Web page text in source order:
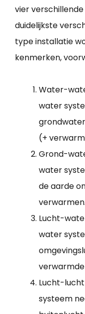
vier
duidelijkste
type installatie
kenmerken,
Water-
water
(+
Grond-
water
de aarde
verwarmen.
Lucht-
water
Lucht-
systeem